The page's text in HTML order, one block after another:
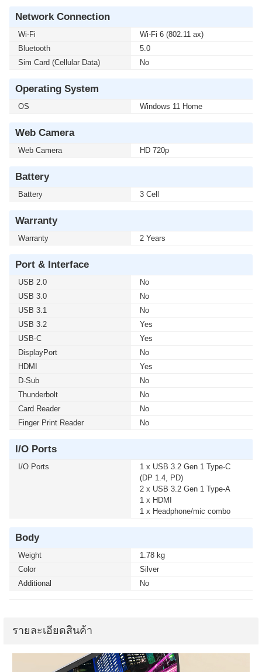
Network Connection
Wi-Fi
Wi-Fi 6 (802.11 ax)
Bluetooth
5.0
Sim Card (Cellular Data)
No
Operating System
OS Windows 11 Home
Web Camera
Web Camera HD 720p
Battery
Battery 3 Cell
Warranty
Warranty 2 Years
Port & Interface
USB 2.0
No
USB 3.0
No
USB 3.1
No
USB 3.2
Yes
USB-C
Yes
DisplayPort
No
HDMI
Yes
D-Sub
No
Thunderbolt
No
Card Reader
No
Finger Print Reader
No
I/O Ports
I/O Ports
1 x USB 3.2 Gen 1 Type-C
(DP 1.4, PD)
2 x USB 3.2 Gen 1 Type-A
1 x HDMI
1 x Headphone/mic combo
Body
Weight
1.78 kg
Color
Silver
Additional
No
รายละเอียดสินค้า